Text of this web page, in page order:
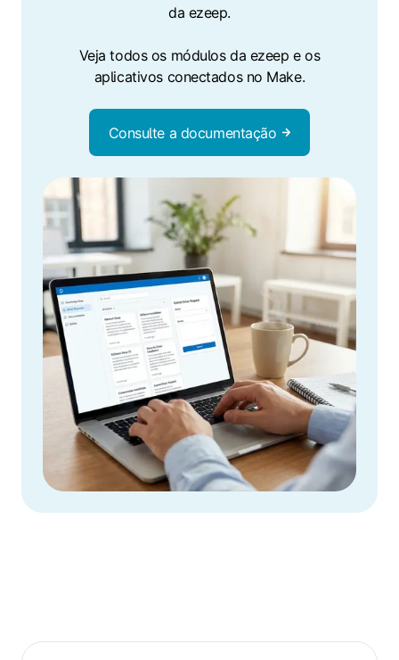
da ezeep.
Veja todos os módulos da ezeep e os
aplicativos conectados no Make.
Consulte a documentação